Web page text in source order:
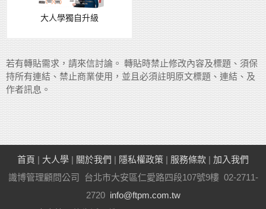
大人學獨自升級
若有轉貼需求，請來信討論。 轉貼時禁止修改內容及標題、須保
持所有連結、禁止商業使用，並且必須註明原文標題、連結、及
作者訊息。
首頁 | 大人學 | 關於我們 | 隱私權政策 | 服務條款 | 加入我們
識博管理顧問公司 台北市大安區仁愛路四段107號9樓 02-2711-
2720 info@ftpm.com.tw